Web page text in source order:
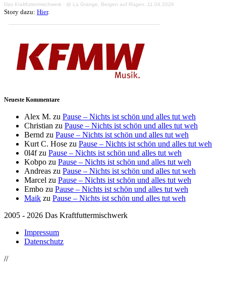
Das Kraftfuttermischwerk · @ La Grange, Bergen auf Rügen, 11.04.2026
Story dazu: Hier.
Neueste Kommentare
Alex M. zu Pause – Nichts ist schön und alles tut weh
Christian zu Pause – Nichts ist schön und alles tut weh
Bernd zu Pause – Nichts ist schön und alles tut weh
Kurt C. Hose zu Pause – Nichts ist schön und alles tut weh
0l4fzu Pause – Nichts ist schön und alles tut weh
Kobpo zu Pause – Nichts ist schön und alles tut weh
Andreas zu Pause – Nichts ist schön und alles tut weh
Marcel zu Pause – Nichts ist schön und alles tut weh
Embo zu Pause – Nichts ist schön und alles tut weh
Maik zu Pause – Nichts ist schön und alles tut weh
2005 - 2026 Das Kraftfuttermischwerk
Impressum
Datenschutz
//